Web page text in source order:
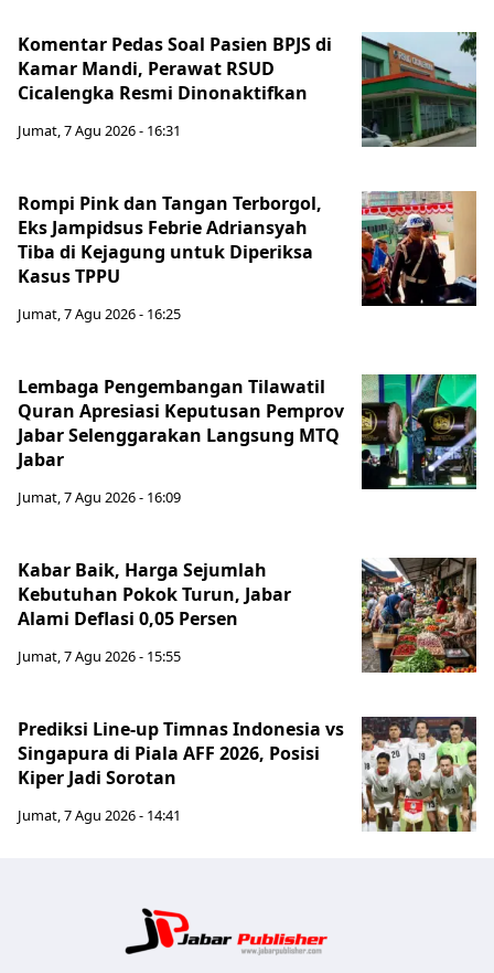
Komentar Pedas Soal Pasien BPJS di
Kamar Mandi, Perawat RSUD
Cicalengka Resmi Dinonaktifkan
Jumat, 7 Agu 2026 - 16:31
Rompi Pink dan Tangan Terborgol,
Eks Jampidsus Febrie Adriansyah
Tiba di Kejagung untuk Diperiksa
Kasus TPPU
Jumat, 7 Agu 2026 - 16:25
Lembaga Pengembangan Tilawatil
Quran Apresiasi Keputusan Pemprov
Jabar Selenggarakan Langsung MTQ
Jabar
Jumat, 7 Agu 2026 - 16:09
Kabar Baik, Harga Sejumlah
Kebutuhan Pokok Turun, Jabar
Alami Deflasi 0,05 Persen
Jumat, 7 Agu 2026 - 15:55
Prediksi Line-up Timnas Indonesia vs
Singapura di Piala AFF 2026, Posisi
Kiper Jadi Sorotan
Jumat, 7 Agu 2026 - 14:41